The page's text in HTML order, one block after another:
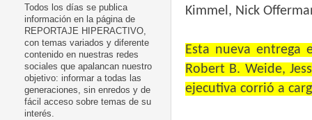
Kimmel, Nick
Esta nueva entrega
Robert B. Weide,
ejecutiva corrió a
Todos los días se publica
información en la página de
REPORTAJE HIPERACTIVO,
con temas variados y diferente
contenido en nuestras redes
sociales que apalancan nuestro
objetivo: informar a todas las
generaciones, sin enredos y de
fácil acceso sobre temas de su
interés.